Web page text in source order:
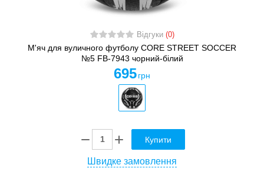
Відгуки (0)
М'яч для вуличного футболу CORE STREET SOCCER
№5 FB-7943 чорний-білий
695 грн
Купити
Швидке замовлення